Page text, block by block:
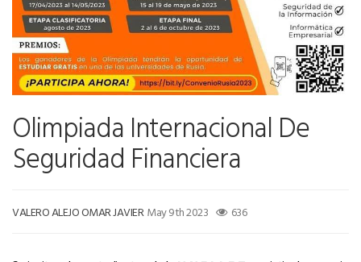
Olimpiada Internacional De
Seguridad Financiera
VALERO ALEJO OMAR JAVIER May 9th 2023 636